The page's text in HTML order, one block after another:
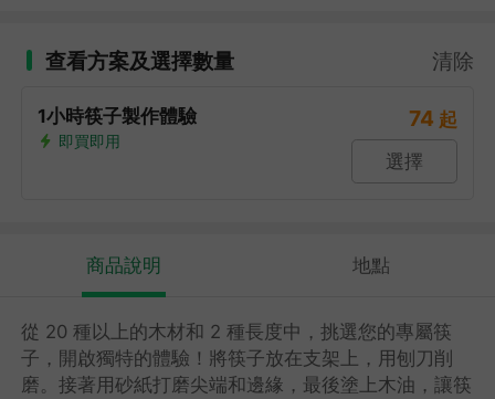
查看方案及選擇數量 清除
1小時筷子製作體驗
即買即用
74 起
選擇
商品說明 地點
從 20 種以上的木材和 2 種長度中，挑選您的專屬筷
子，開啟獨特的體驗！將筷子放在支架上，用刨刀削
磨。接著用砂紙打磨尖端和邊緣，最後塗上木油，讓筷